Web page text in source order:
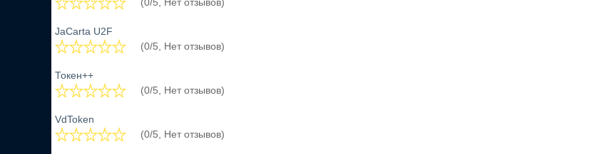
JaCarta U2F
(0/5, Нет отзывов)
Токен++
(0/5, Нет отзывов)
VdToken
(0/5, Нет отзывов)